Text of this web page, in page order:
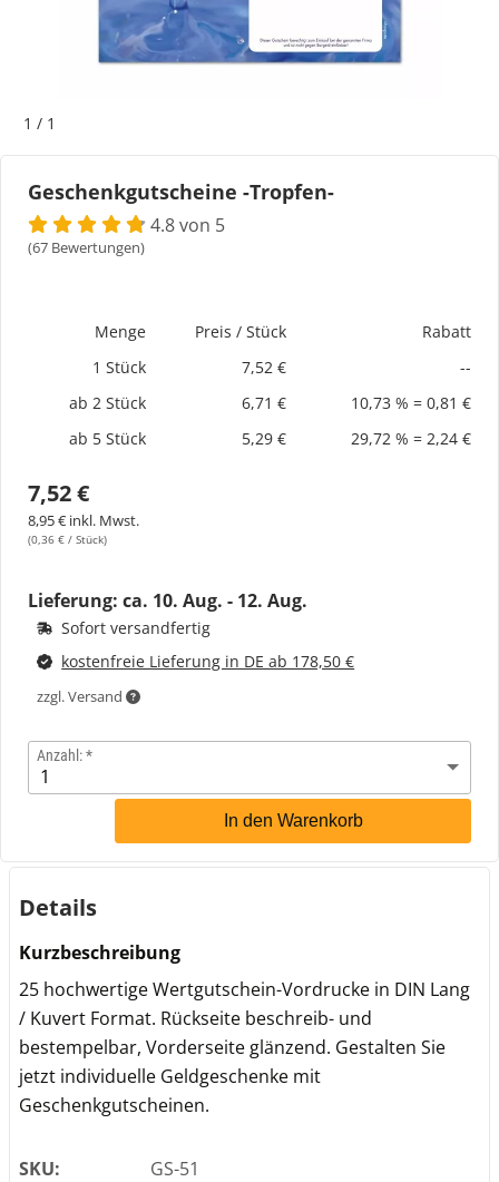
1 / 1
Geschenkgutscheine -Tropfen-
4.8 von 5
(67 Bewertungen)
Menge Preis / Stück
Rabatt
1 Stück
7,52 €
--
ab 2 Stück
6,71 €
10,73 % = 0,81 €
ab 5 Stück
5,29 € 29,72 % = 2,24 €
7,52 €
8,95 € inkl. Mwst.
(0,36 € / Stück)
Lieferung: ca. 10. Aug. - 12. Aug.
Sofort versandfertig
kostenfreie Lieferung in DE ab 178,50 €
zzgl. Versand
Anzahl:
In den Warenkorb
Details
Kurzbeschreibung
25 hochwertige Wertgutschein-Vordrucke in DIN Lang
/ Kuvert Format. Rückseite beschreib- und
bestempelbar, Vorderseite glänzend. Gestalten Sie
jetzt individuelle Geldgeschenke mit
Geschenkgutscheinen.
SKU:
GS-51
Bogeti Etiketten
Etikettenspender
Etiketten auf Rolle
Thermotransferetiketten